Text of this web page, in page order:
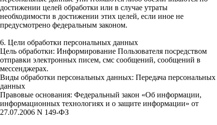
достижении целей обработки или в случае утраты
необходимости в достижении этих целей, если иное не
предусмотрено федеральным законом.
6. Цели обработки персональных данных
Цель обработки: Информирование Пользователя посредством
отправки электронных писем, смс сообщений, сообщений в
мессенджерах.
Виды обработки персональных данных: Передача персональных
данных
Правовые основания: Федеральный закон «Об информации,
информационных технологиях и о защите информации» от
27.07.2006 N 149-ФЗ